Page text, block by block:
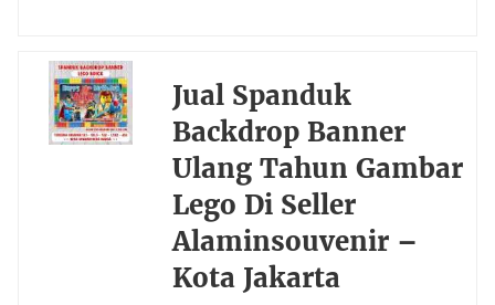
Jual Spanduk
Backdrop Banner
Ulang Tahun Gambar
Lego Di Seller
Alaminsouvenir –
Kota Jakarta